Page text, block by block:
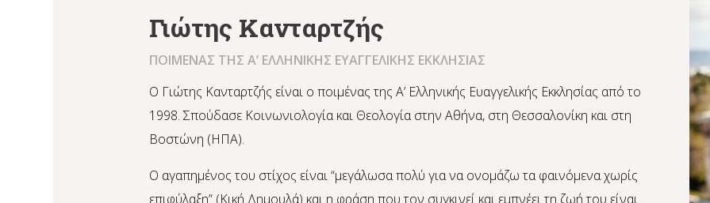
Γιώτης Κανταρτζής
ΠΟΙΜΕΝΑΣ ΤΗΣ Α’ ΕΛΛΗΝΙΚΗΣ ΕΥΑΓΓΕΛΙΚΗΣ ΕΚΚΛΗΣΙΑΣ
Ο Γιώτης Κανταρτζής είναι ο ποιμένας της Α’ Ελληνικής Ευαγγελικής Εκκλησίας από το
1998. Σπούδασε Κοινωνιολογία και Θεολογία στην Αθήνα, στη Θεσσαλονίκη και στη
Βοστώνη (ΗΠΑ).
Ο αγαπημένος του στίχος είναι “μεγάλωσα πολύ για να ονομάζω τα φαινόμενα χωρίς
επιφύλαξη” (Κική Δημουλά) και η φράση που τον συγκινεί και εμπνέει τη ζωή του είναι